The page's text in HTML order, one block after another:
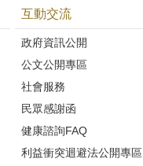
互動交流
政府資訊公開
公文公開專區
社會服務
民眾感謝函
健康諮詢FAQ
利益衝突迴避法公開專區